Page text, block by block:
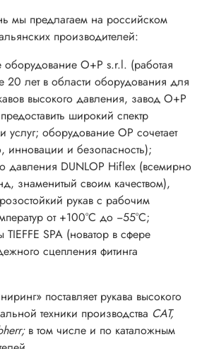
мы предлагаем на российском
производителей:
оборудование О+Р s.r.l. (работая
20 лет в области оборудования для
высокого давления, завод O+P
широкий спектр
услуг; оборудование ОР сочетает
инновации и безопасность);
давления DUNLOP Hiflex (всемирно
знаменитый своим качеством),
рукав с рабочим
от +100°С до −55°С;
TIEFFE SPA (новатор в сфере
сцепления фитинга
поставляет рукава высокого
техники производства CAT,
в том числе и по каталожным